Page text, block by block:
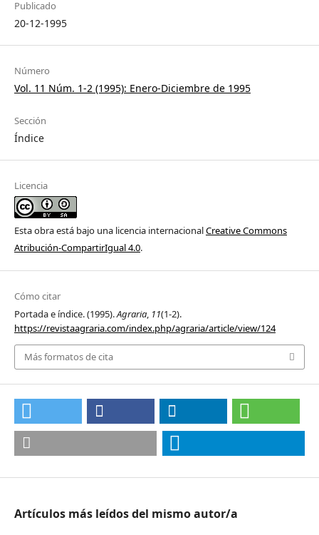
Publicado
20-12-1995
Número
Vol. 11 Núm. 1-2 (1995): Enero-Diciembre de 1995
Sección
Índice
Licencia
Esta obra está bajo una licencia internacionalCreative Commons
Atribución-CompartirIgual 4.0.
Cómo citar
Portada e índice. (1995).Agraria, 11(1-2).
https://revistaagraria.com/index.php/agraria/article/view/124
Más formatos de cita
Artículos más leídos del mismo autor/a